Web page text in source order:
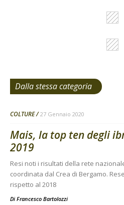
Dalla stessa categoria
COLTURE 27 Gennaio 2020
Mais, la top ten degli
2019
Resi noti i risultati della rete
coordinata dal Crea di Bergamo.
rispetto al 2018
Di Francesco Bartolozzi